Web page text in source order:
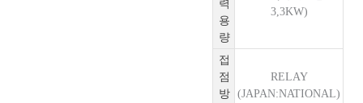
력
용
량
3,3KW)
접
점
방
RELAY
(JAPAN:NATIONAL)